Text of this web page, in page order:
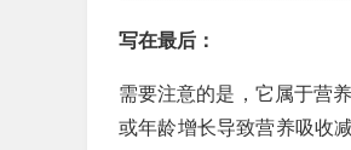
写在最后：
需要注意的是，它属于营
或年龄增长导致营养吸收